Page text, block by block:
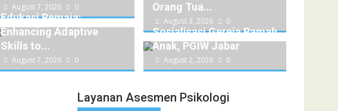
August 7, 2026 0
Edukasi Remaja:
Enhancing Adaptive
Skills to...
August 7, 2026 0
Orang Tua...
August 3, 2026 0
Sosialisasi Gereja Ramah
Anak, PGIW Jabar
August 2, 2026 0
Layanan Asesmen Psikologi